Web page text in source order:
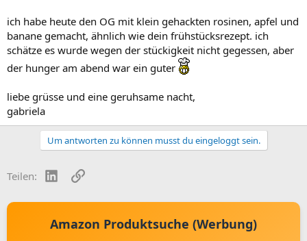
ich habe heute den OG mit klein gehackten rosinen, apfel und
banane gemacht, ähnlich wie dein frühstücksrezept. ich
schätze es wurde wegen der stückigkeit nicht gegessen, aber
der hunger am abend war ein guter
liebe grüsse und eine geruhsame nacht,
gabriela
Um antworten zu können musst du eingeloggt sein.
Teilen: LinkedInLink
Amazon Produktsuche (Werbung)